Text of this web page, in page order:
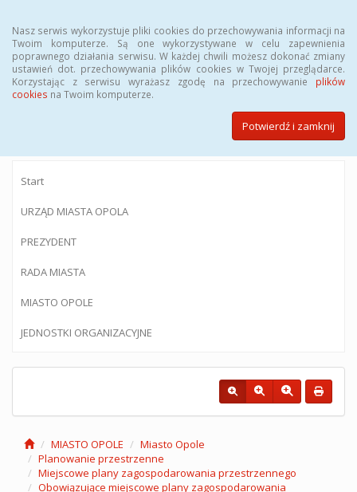
Nasz serwis wykorzystuje pliki cookies do przechowywania informacji na
Twoim komputerze. Są one wykorzystywane w celu zapewnienia
poprawnego działania serwisu. W każdej chwili możesz dokonać zmiany
ustawień dot. przechowywania plików cookies w Twojej przeglądarce.
Korzystając z serwisu wyrażasz zgodę na przechowywanie plików
cookies na Twoim komputerze.
Potwierdź i zamknij
BIULETYN INFORMACJI PUBLICZNEJ
Urzędu Miasta Opola
Start
URZĄD MIASTA OPOLA
PREZYDENT
RADA MIASTA
MIASTO OPOLE
JEDNOSTKI ORGANIZACYJNE
MIASTO OPOLE
Miasto Opole
Planowanie przestrzenne
Miejscowe plany zagospodarowania przestrzennego
Obowiązujące miejscowe plany zagospodarowania